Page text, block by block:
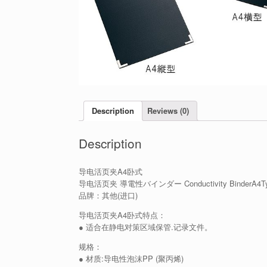
Description Reviews (0)
Description
导电活页夹A4卧式
导电活页夹 導電性バインダー Conductivity
品牌：其他(进口)
导电活页夹A4卧式特点：
● 适合在静电对策区域保管.记录文件。
规格：
● 材质:导电性泡沫PP (聚丙烯)